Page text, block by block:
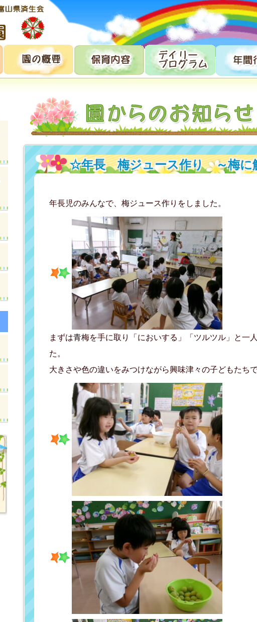
☆年長 梅ジュース作り ～梅に
年長児のみんなで、梅ジュース作りをしました。
まずは青梅を手に取り「においする」「ツルツル」と一
た。
大きさや色の違いをみつけながら興味津々の子どもたち